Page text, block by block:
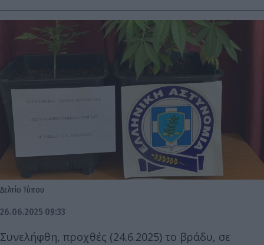
Δελτίο Τύπου
26.06.2025 09:33
Συνελήφθη, προχθές (24.6.2025) το βράδυ, σε